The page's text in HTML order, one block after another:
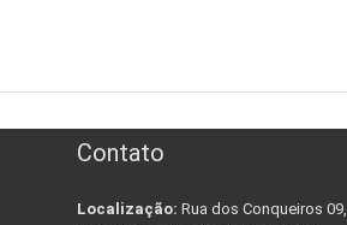
Contato
Localização: Rua dos Conqueiros 09,